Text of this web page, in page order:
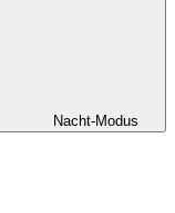
Nacht-Modus